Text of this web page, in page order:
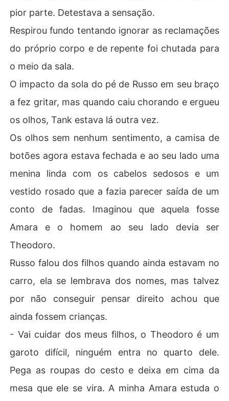
pior parte. Detestava a sensação.
Respirou fundo tentando ignorar as reclamações
do próprio corpo e de repente foi chutada para
o meio da sala.
O impacto da sola do pé de Russo em seu braço
a fez gritar, mas quando caiu chorando e ergueu
os olhos, Tank estava lá outra vez.
Os olhos sem nenhum sentimento, a camisa de
botões agora estava fechada e ao seu lado uma
menina linda com os cabelos sedosos e um
vestido rosado que a fazia parecer saída de um
conto de fadas. Imaginou que aquela fosse
Amara e o homem ao seu lado devia ser
Theodoro.
Russo falou dos filhos quando ainda estavam no
carro, ela se lembrava dos nomes, mas talvez
por não conseguir pensar direito achou que
ainda fossem crianças.
- Vai cuidar dos meus filhos, o Theodoro é um
garoto difícil, ninguém entra no quarto dele.
Pega as roupas do cesto e deixa em cima da
mesa que ele se vira. A minha Amara estuda o